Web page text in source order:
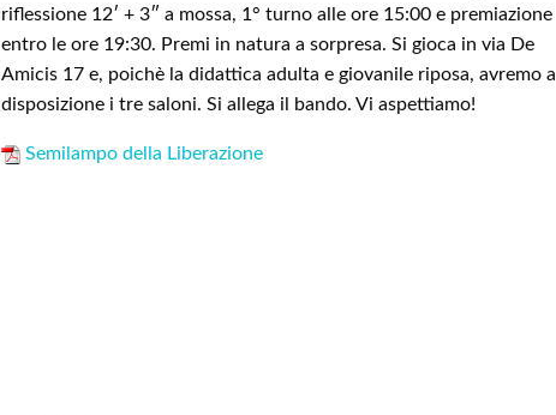
riflessione 12′ + 3″ a mossa, 1° turno alle ore 15:00 e premiazione
entro le ore 19:30. Premi in natura a sorpresa. Si gioca in via De
Amicis 17 e, poichè la didattica adulta e giovanile riposa, avremo a
disposizione i tre saloni. Si allega il bando. Vi aspettiamo!
Semilampo della Liberazione